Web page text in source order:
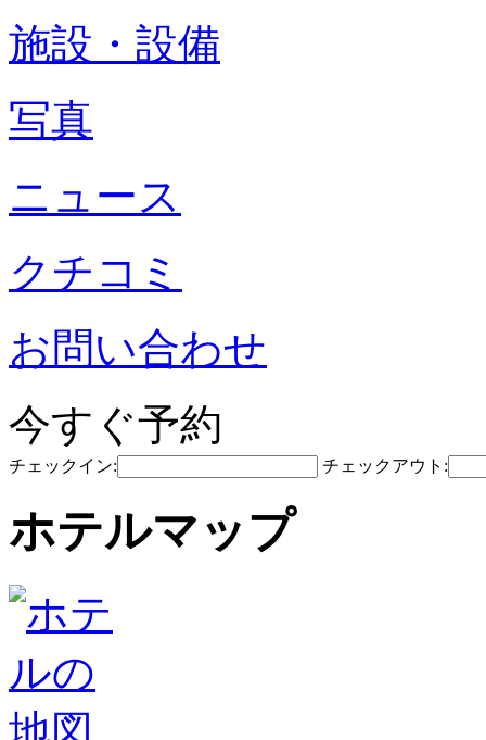
施設・設備
写真
ニュース
クチコミ
お問い合わせ
今すぐ予約
チェックイン: チェックアウト:
ホテルマップ